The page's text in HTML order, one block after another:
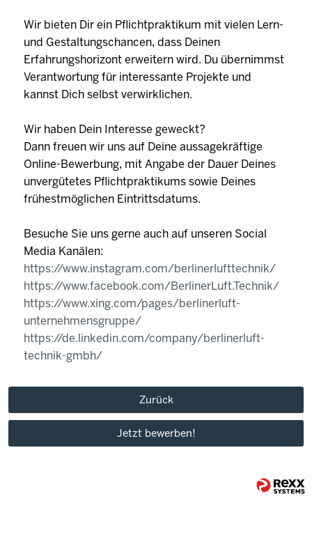
Wir bieten Dir ein Pflichtpraktikum mit vielen Lern-
und Gestaltungschancen, dass Deinen
Erfahrungshorizont erweitern wird. Du übernimmst
Verantwortung für interessante Projekte und
kannst Dich selbst verwirklichen.
Wir haben Dein Interesse geweckt?
Dann freuen wir uns auf Deine aussagekräftige
Online-Bewerbung, mit Angabe der Dauer Deines
unvergütetes Pflichtpraktikums sowie Deines
frühestmöglichen Eintrittsdatums.
Besuche Sie uns gerne auch auf unseren Social
Media Kanälen:
https://www.instagram.com/berlinerlufttechnik/
https://www.facebook.com/BerlinerLuft.Technik/
https://www.xing.com/pages/berlinerluft-
unternehmensgruppe/
https://de.linkedin.com/company/berlinerluft-
technik-gmbh/
Zurück
Jetzt bewerben!